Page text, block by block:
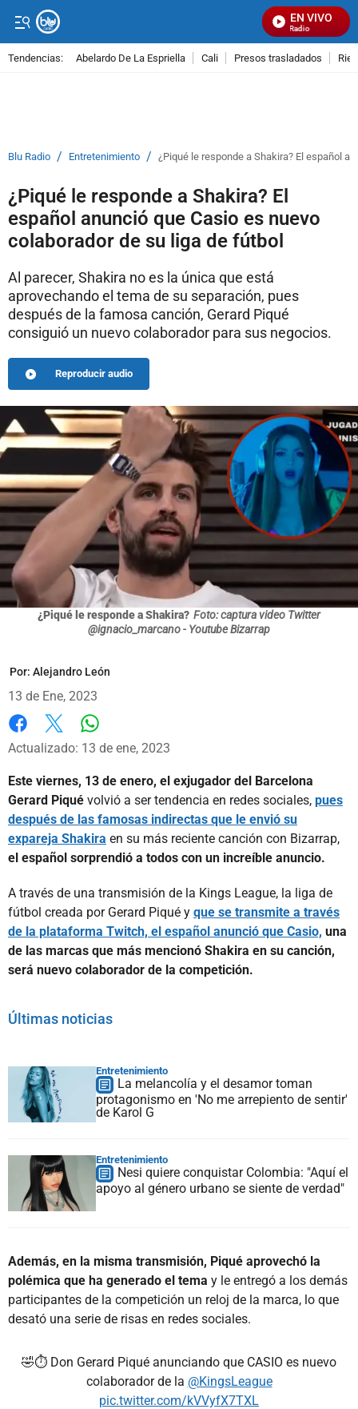
EN VIVO
Señal Visual Radio
Tendencias: Abelardo De La Espriella Cali Presos trasladados
Blu Radio / Entretenimiento / ¿Piqué le responde a Shakira? El español
¿Piqué le responde a Shakira? El
español anunció que Casio es nuevo
colaborador de su liga de fútbol
Al parecer, Shakira no es la única que está
aprovechando el tema de su separación, pues
después de la famosa canción, Gerard Piqué
consiguió un nuevo colaborador para sus negocios.
Reproducir audio
¿Piqué le responde a Shakira? Foto: captura video Twitter
@ignacio_marcano - Youtube Bizarrap
Por: Alejandro León
13 de Ene, 2023
Facebook
X
Actualizado: 13 de ene, 2023
Este viernes, 13 de enero, el exjugador del Barcelona
Gerard Piqué volvió a ser tendencia en redes sociales, pues
después de las famosas indirectas que le envió su
expareja Shakira en su más reciente canción con Bizarrap,
el español sorprendió a todos con un increíble anuncio.
A través de una transmisión de la Kings League, la liga de
fútbol creada por Gerard Piqué y que se transmite a través
de la plataforma Twitch, el español anunció que Casio, una
de las marcas que más mencionó Shakira en su canción,
será nuevo colaborador de la competición.
Últimas noticias
Entretenimiento
La melancolía y el desamor toman
protagonismo en 'No me arrepiento de sentir'
de Karol G
Entretenimiento
Nesi quiere conquistar Colombia: "Aquí el
apoyo al género urbano se siente de verdad"
Además, en la misma transmisión, Piqué aprovechó la
polémica que ha generado el tema y le entregó a los demás
participantes de la competición un reloj de la marca, lo que
desató una serie de risas en redes sociales.
🤣⏱️ Don Gerard Piqué anunciando que CASIO es nuevo
colaborador de la @KingsLeague
pic.twitter.com/kVVyfX7TXL